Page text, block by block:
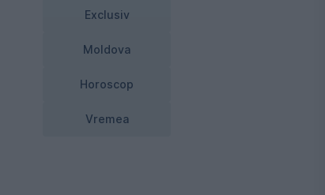
Exclusiv
Moldova
Horoscop
Vremea